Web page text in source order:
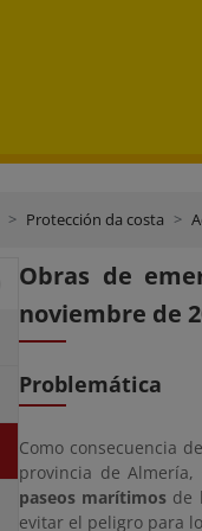
Protección da costa
Obras de
noviembre de
Problemática
Como consecuencia
provincia de
paseos marítimos de
evitar el peligro para